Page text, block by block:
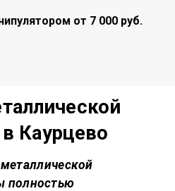
от 7 000 руб.
Каурцево
полностью